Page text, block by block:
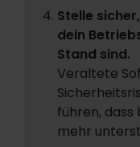
Stelle
dein
Stand sind.
Veraltete
führen,
mehr